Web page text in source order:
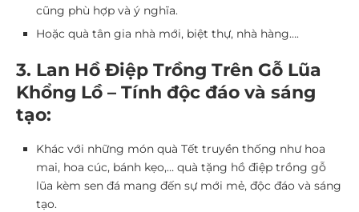
cũng phù hợp và ý nghĩa.
Hoặc quà tân gia nhà mới, biệt thự, nhà hàng….
3. Lan Hồ Điệp Trồng Trên Gỗ Lũa
Khổng Lồ – Tính độc đáo và sáng
tạo:
Khác với những món quà Tết truyền thống như hoa
mai, hoa cúc, bánh kẹo,… quà tặng hồ điệp trồng gỗ
lũa kèm sen đá mang đến sự mới mẻ, độc đáo và sáng
tạo.